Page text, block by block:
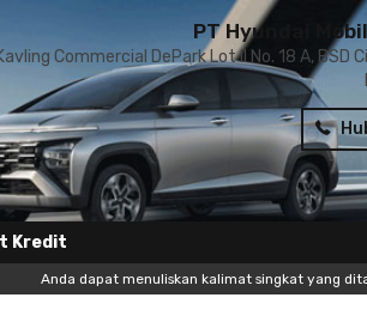
PT Hyundai
Commercial DePark Lot II No. 18 A, BSD
Kredit
dapat menuliskan kalimat singkat yang ditampilkan